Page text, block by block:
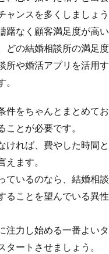
ンスを多くしましょう
なく顧客満足度が高
の結婚相談所の満足
や婚活アプリを活用
をちゃんとまとめて
とが必要です。
ければ、費やした時間
ます。
いるのなら、結婚相
ることを望んでいる異
力し始める一番よい
ートさせましょう。